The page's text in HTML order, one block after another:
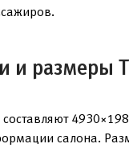
и размеры
составляют
салона.